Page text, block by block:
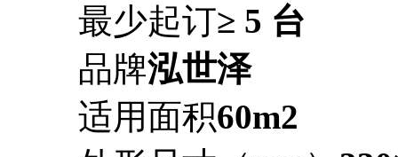
最少起订≥ 5 台
品牌泓世泽
适用面积60m2